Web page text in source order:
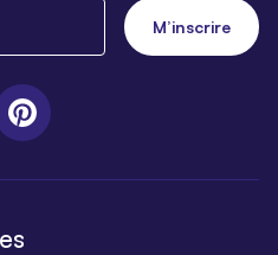
M’inscrire